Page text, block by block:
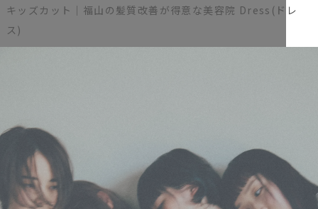
キッズカット｜福山の髪質改善が得意な美容院 Dress(ドレ
ス)